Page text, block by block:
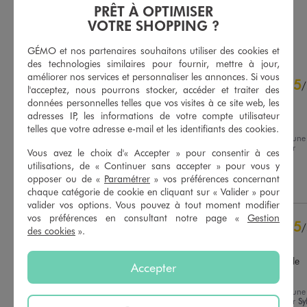
5/5 de moyenne
(21 avis)
AJOUTERAU PANIER AJOUTER
4.9/5
Basé sur15
avis soumis à un
contrôle
Voir tous les avis sur ce site
5étoiles
13
4étoiles
2
3étoiles
5/
Avis vérifié et récompensé
Très bon produit
, suite à une
28/07/2026
par
Karolanne W.
Utile(0) Signaler
5/
article de bonne qualité je le
, suite à une
15/05/2026 par
PRÊT À OPTIMISER
VOTRE SHOPPING ?
GÉMO et nos partenaires souhaitons utiliser des cookies et
des technologies similaires pour fournir, mettre à jour,
améliorer nos services et personnaliser les annonces. Si vous
l'acceptez, nous pourrons stocker, accéder et traiter des
données personnelles telles que vos visites à ce site web, les
adresses IP, les informations de votre compte utilisateur
telles que votre adresse e-mail et les identifiants des cookies.
Vous avez le choix d'« Accepter » pour consentir à ces
utilisations, de « Continuer sans accepter » pour vous y
opposer ou de « Paramétrer » vos préférences concernant
chaque catégorie de cookie en cliquant sur « Valider » pour
valider vos options. Vous pouvez à tout moment modifier
vos préférences en consultant notre page « Gestion
des cookies ».
Accepter